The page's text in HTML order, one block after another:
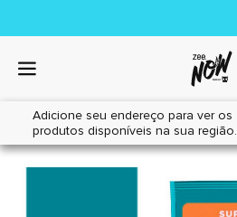
Adicione seu endereço para ver os
produtos disponíveis na sua região.
Home|Gatos|Alimentos